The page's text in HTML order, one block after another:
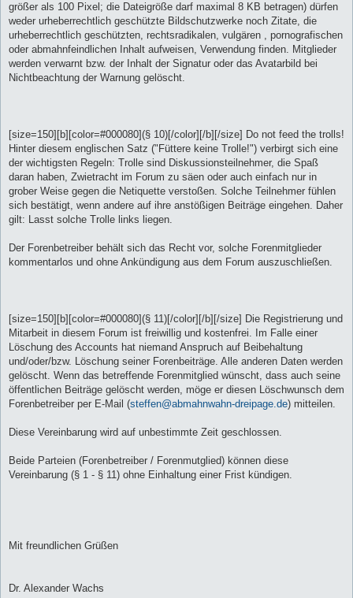
größer als 100 Pixel; die Dateigröße darf maximal 8 KB betragen) dürfen
weder urheberrechtlich geschützte Bildschutzwerke noch Zitate, die
urheberrechtlich geschützten, rechtsradikalen, vulgären , pornografischen
oder abmahnfeindlichen Inhalt aufweisen, Verwendung finden. Mitglieder
werden verwarnt bzw. der Inhalt der Signatur oder das Avatarbild bei
Nichtbeachtung der Warnung gelöscht.
[size=150][b][color=#000080](§ 10)[/color][/b][/size] Do not feed the trolls!
Hinter diesem englischen Satz ("Füttere keine Trolle!") verbirgt sich eine
der wichtigsten Regeln: Trolle sind Diskussionsteilnehmer, die Spaß
daran haben, Zwietracht im Forum zu säen oder auch einfach nur in
grober Weise gegen die Netiquette verstoßen. Solche Teilnehmer fühlen
sich bestätigt, wenn andere auf ihre anstößigen Beiträge eingehen. Daher
gilt: Lasst solche Trolle links liegen.
Der Forenbetreiber behält sich das Recht vor, solche Forenmitglieder
kommentarlos und ohne Ankündigung aus dem Forum auszuschließen.
[size=150][b][color=#000080](§ 11)[/color][/b][/size] Die Registrierung und
Mitarbeit in diesem Forum ist freiwillig und kostenfrei. Im Falle einer
Löschung des Accounts hat niemand Anspruch auf Beibehaltung
und/oder/bzw. Löschung seiner Forenbeiträge. Alle anderen Daten werden
gelöscht. Wenn das betreffende Forenmitglied wünscht, dass auch seine
öffentlichen Beiträge gelöscht werden, möge er diesen Löschwunsch dem
Forenbetreiber per E-Mail (steffen@abmahnwahn-dreipage.de) mitteilen.
Diese Vereinbarung wird auf unbestimmte Zeit geschlossen.
Beide Parteien (Forenbetreiber / Forenmutglied) können diese
Vereinbarung (§ 1 - § 11) ohne Einhaltung einer Frist kündigen.
Mit freundlichen Grüßen
Dr. Alexander Wachs